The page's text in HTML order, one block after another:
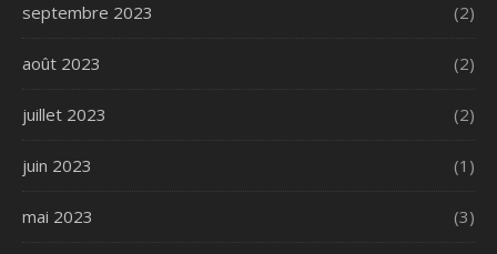
septembre 2023 (2)
août 2023 (2)
juillet 2023 (2)
juin 2023 (1)
mai 2023 (3)